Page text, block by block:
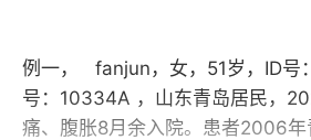
例一， fanjun，女，51岁，ID号
号：10334A ，山东青岛居民，
痛、腹胀8月余入院。患者2006年